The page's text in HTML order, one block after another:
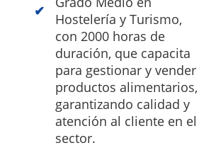
Hostelería y Turismo,
con 2000 horas de
duración, que capacita
para gestionar y vender
productos alimentarios,
garantizando calidad y
atención al cliente en el
sector.